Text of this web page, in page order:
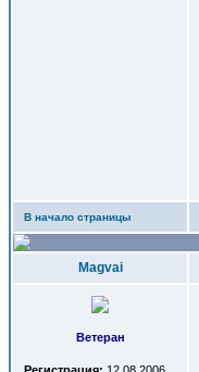
В начало страницы
Magvai
Ветеран